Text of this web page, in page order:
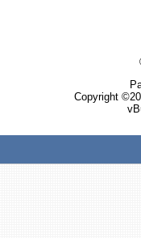
Copyright